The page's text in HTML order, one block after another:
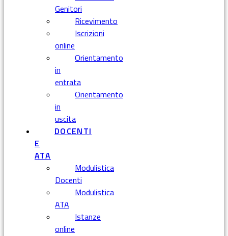
Genitori
Ricevimento
Iscrizioni
online
Orientamento
in
entrata
Orientamento
in
uscita
DOCENTI
E
ATA
Modulistica
Docenti
Modulistica
ATA
Istanze
online